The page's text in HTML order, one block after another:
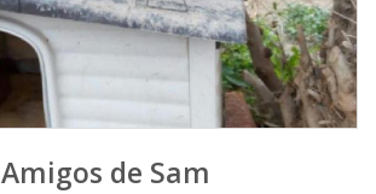
Amigos de Sam